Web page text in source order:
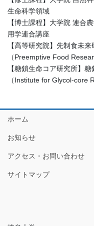
生命科学領域
【博士課程】大学院 連合
用学連合講座
【高等研究院】先制食未
（Preemptive Food
【糖鎖生命コア研究所】
（Institute for Glycol-core
ホーム
お知らせ
アクセス・お問い合わせ
サイトマップ